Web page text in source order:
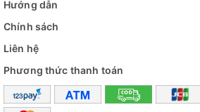
Hướng dẫn
Chính sách
Liên hệ
Phương thức thanh toán